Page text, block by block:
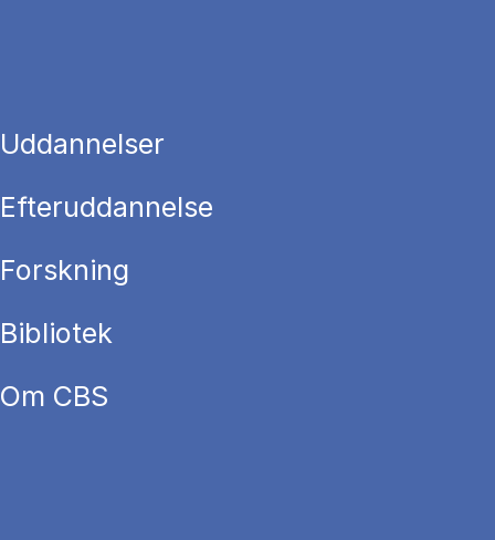
Uddannelser
Efteruddannelse
Forskning
Bibliotek
Om CBS